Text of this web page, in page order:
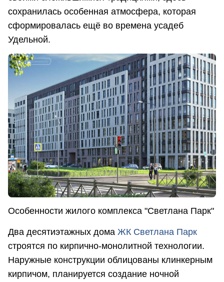
сохранилась особенная атмосфера, которая
сформировалась ещё во времена усадеб
Удельной.
Особенности жилого комплекса "Светлана Парк"
Два десятиэтажных дома ЖК Светлана Парк
строятся по кирпично-монолитной технологии.
Наружные конструкции облицованы клинкерным
кирпичом, планируется создание ночной